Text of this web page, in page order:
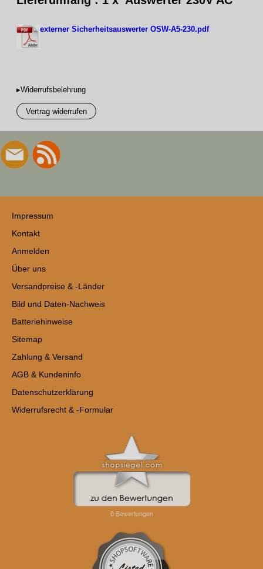
externer Sicherheitsauswerter OSW-A5-230.pdf
▸Widerrufsbelehrung
Vertrag widerrufen
Impressum
Kontakt
Anmelden
Über uns
Versandpreise & -Länder
Bild und Daten-Nachweis
Batteriehinweise
Sitemap
Zahlung & Versand
AGB & Kundeninfo
Datenschutzerklärung
Widerrufsrecht & -Formular